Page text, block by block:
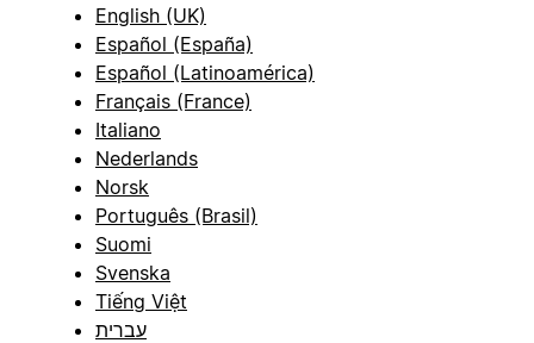
English (UK)
Español (España)
Español (Latinoamérica)
Français (France)
Italiano
Nederlands
Norsk
Português (Brasil)
Suomi
Svenska
Tiếng Việt
עברית